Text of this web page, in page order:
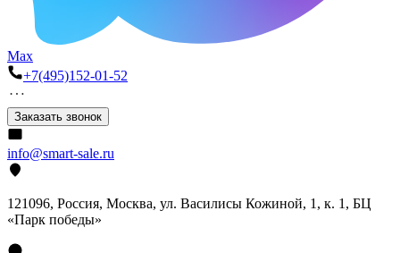
Max
+7(495)152-01-52
Заказать звонок
info@smart-sale.ru
121096, Россия, Москва, ул. Василисы Кожиной, 1, к. 1, БЦ
«Парк победы»